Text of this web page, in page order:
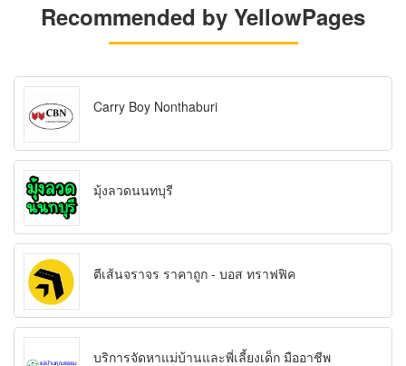
Recommended by YellowPages
Carry Boy Nonthaburi
มุ้งลวดนนทบุรี
ตีเส้นจราจร ราคาถูก - บอส ทราฟฟิค
บริการจัดหาแม่บ้านและพี่เลี้ยงเด็ก มืออาชีพ